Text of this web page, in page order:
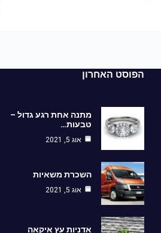
הפוסט האחרון
מתנה אחת רגע גדול –
טבעות…
אוג 5, 2021
השכרת משאיות
אוג 5, 2021
אדניות עץ איקאה